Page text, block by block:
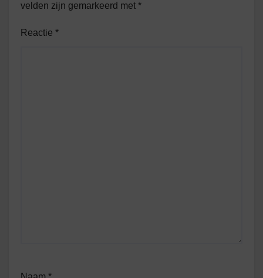
velden zijn gemarkeerd met *
Reactie *